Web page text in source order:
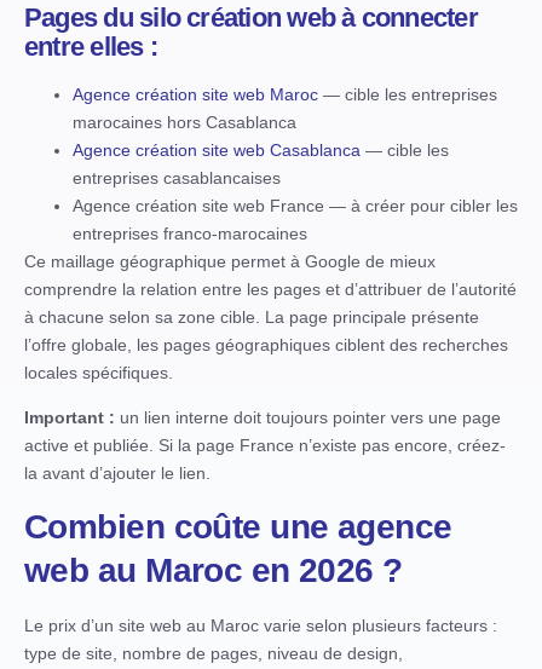
Pages du silo création web à connecter
entre elles :
Agence création site web Maroc — cible les entreprises
marocaines hors Casablanca
Agence création site web Casablanca — cible les
entreprises casablancaises
Agence création site web France — à créer pour cibler les
entreprises franco-marocaines
Ce maillage géographique permet à Google de mieux
comprendre la relation entre les pages et d’attribuer de l’autorité
à chacune selon sa zone cible. La page principale présente
l’offre globale, les pages géographiques ciblent des recherches
locales spécifiques.
Important : un lien interne doit toujours pointer vers une page
active et publiée. Si la page France n’existe pas encore, créez-
la avant d’ajouter le lien.
Combien coûte une agence
web au Maroc en 2026 ?
Le prix d’un site web au Maroc varie selon plusieurs facteurs :
type de site, nombre de pages, niveau de design,